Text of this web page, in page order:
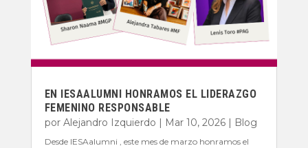
EN IESAALUMNI HONRAMOS EL LIDERAZGO
FEMENINO RESPONSABLE
por Alejandro Izquierdo Mar 10, 2026| Blog
Desde IESAalumni , este mes de marzo honramos el